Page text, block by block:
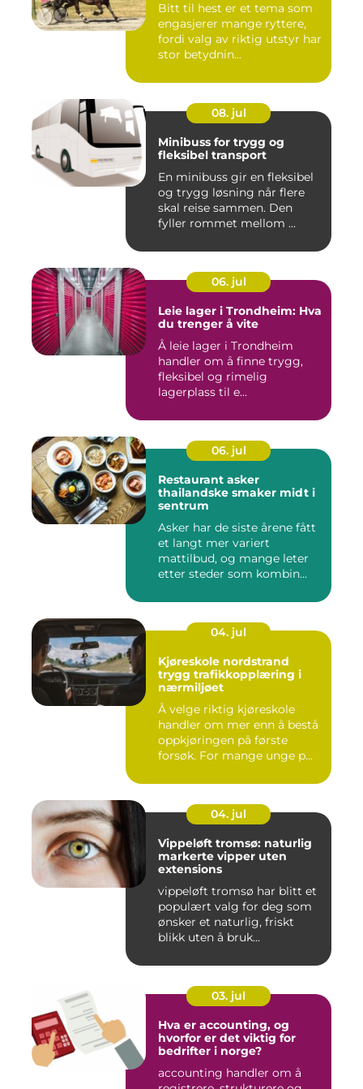
Bitt til hest er et tema som
engasjerer mange ryttere,
fordi valg av riktig utstyr har
stor betydnin...
08. jul
Minibuss for trygg og
fleksibel transport
En minibuss gir en fleksibel
og trygg løsning når flere
skal reise sammen. Den
fyller rommet mellom ...
06. jul
Leie lager i Trondheim: Hva
du trenger å vite
Å leie lager i Trondheim
handler om å finne trygg,
fleksibel og rimelig
lagerplass til e...
06. jul
Restaurant asker
thailandske smaker midt i
sentrum
Asker har de siste årene fått
et langt mer variert
mattilbud, og mange leter
etter steder som kombin...
04. jul
Kjøreskole nordstrand
trygg trafikkopplæring i
nærmiljøet
Å velge riktig kjøreskole
handler om mer enn å bestå
oppkjøringen på første
forsøk. For mange unge p...
04. jul
Vippeløft tromsø: naturlig
markerte vipper uten
extensions
vippeløft tromsø har blitt et
populært valg for deg som
ønsker et naturlig, friskt
blikk uten å bruk...
03. jul
Hva er accounting, og
hvorfor er det viktig for
bedrifter i norge?
accounting handler om å